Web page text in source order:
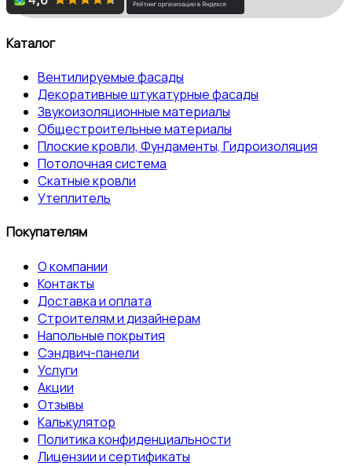
Каталог
Вентилируемые фасады
Декоративные штукатурные фасады
Звукоизоляционные материалы
Общестроительные материалы
Плоские кровли, Фундаменты, Гидроизоляция
Потолочная система
Скатные кровли
Утеплитель
Покупателям
О компании
Контакты
Доставка и оплата
Строителям и дизайнерам
Напольные покрытия
Сэндвич-панели
Услуги
Акции
Отзывы
Калькулятор
Политика конфиденциальности
Лицензии и сертификаты